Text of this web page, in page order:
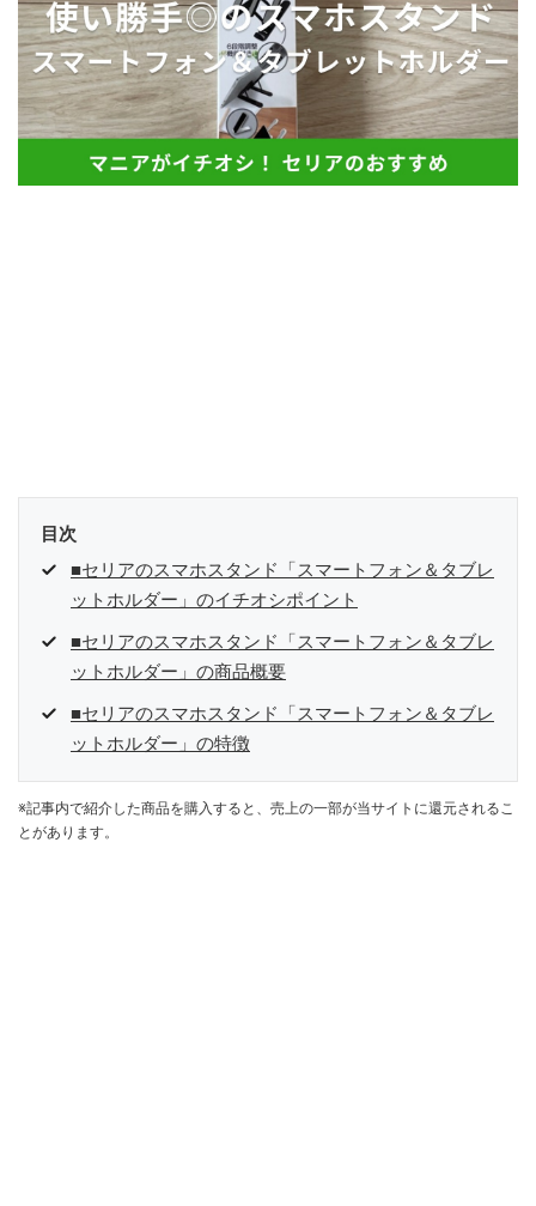
目次
■セリアのスマホスタンド「スマートフォン＆タブレ
ットホルダー」のイチオシポイント
■セリアのスマホスタンド「スマートフォン＆タブレ
ットホルダー」の商品概要
■セリアのスマホスタンド「スマートフォン＆タブレ
ットホルダー」の特徴
※記事内で紹介した商品を購入すると、売上の一部が当サイトに還元されるこ
とがあります。